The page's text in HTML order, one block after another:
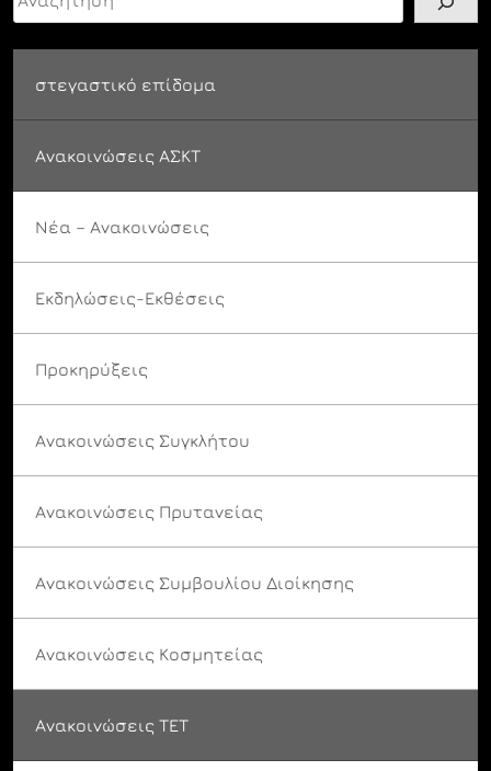
στεγαστικό επίδομα
Ανακοινώσεις ΑΣΚΤ
Νέα – Ανακοινώσεις
Εκδηλώσεις-Εκθέσεις
Προκηρύξεις
Ανακοινώσεις Συγκλήτου
Ανακοινώσεις Πρυτανείας
Ανακοινώσεις Συμβουλίου Διοίκησης
Ανακοινώσεις Κοσμητείας
Ανακοινώσεις ΤΕΤ